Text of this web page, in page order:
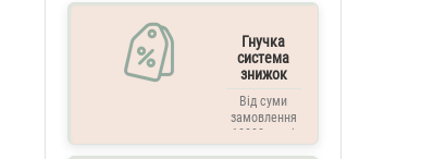
Гнучка
система
знижок
Від суми
замовлення
10000 грн. і
вище